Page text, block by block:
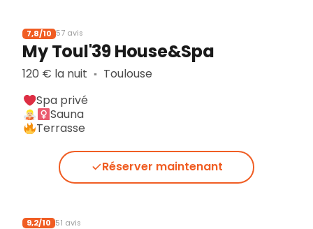
7,8/10 57 avis
My Toul'39 House&Spa
120 € la nuit ▪︎ Toulouse
Spa privé
Sauna
Terrasse
Réserver maintenant
9,2/10 51 avis